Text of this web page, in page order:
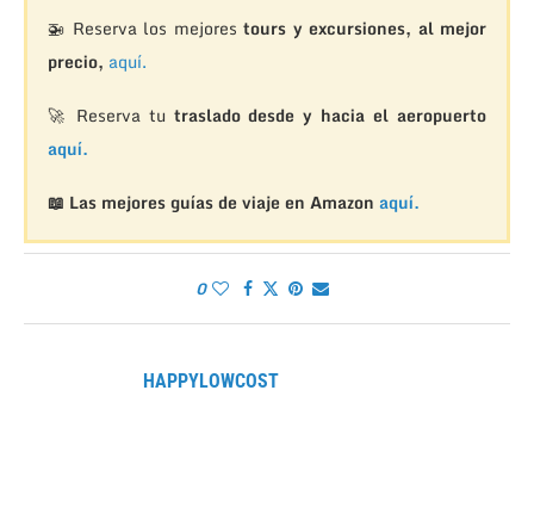
🚁 Reserva los mejorestours y excursiones, al mejor
precio, aquí.
🚀 Reserva tu traslado desde y hacia el aeropuerto
aquí.
📖 Las mejores guías de viaje en Amazon aquí.
0
HAPPYLOWCOST